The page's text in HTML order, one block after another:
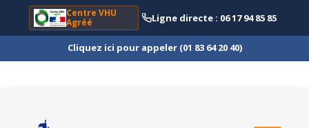
Centre VHU
Agréé
Ligne directe : 06 17 94 85 85
Cliquez ici pour appeler (01 83 64 20 40)